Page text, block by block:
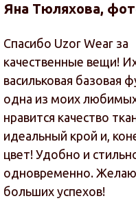
Яна Тюляхова,
Спасибо Uzor Wear за
качественные вещи!
васильковая базовая
одна из моих
нравится качество
идеальный крой и,
цвет! Удобно и
одновременно. Желаю
больших успехов!